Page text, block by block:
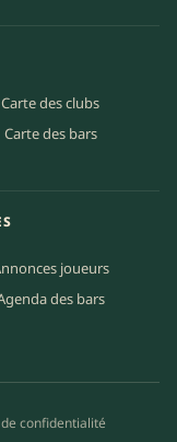
Carte des clubs
Carte des bars
joueurs
des bars
confidentialité